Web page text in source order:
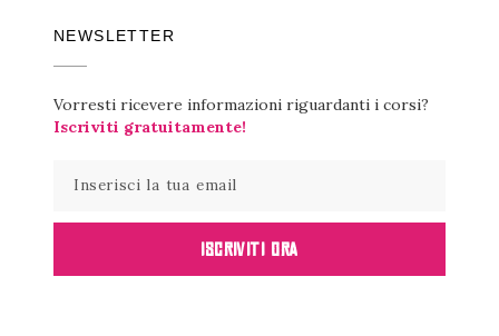
NEWSLETTER
Vorresti ricevere informazioni riguardanti i corsi?
Iscriviti gratuitamente!
ISCRIVITI ORA